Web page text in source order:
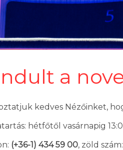
a
kedves Nézőinket,
hétfőtől vasárnapig
(+36-1) 434 59 00, zöld szám: